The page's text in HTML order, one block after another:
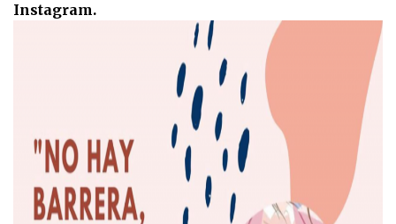
Instagram.